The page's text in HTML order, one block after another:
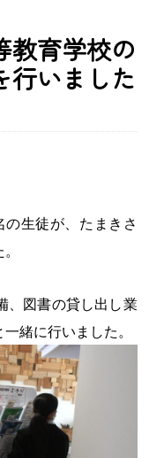
教育学校の
行いました
生徒が、たまきさ
、図書の貸し出し業
緒に行いました。